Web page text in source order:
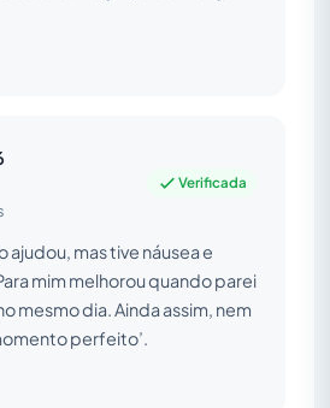
Verificada
ajudou, mas tive náusea e
mim melhorou quando parei
mesmo dia. Ainda assim, nem
perfeito’.